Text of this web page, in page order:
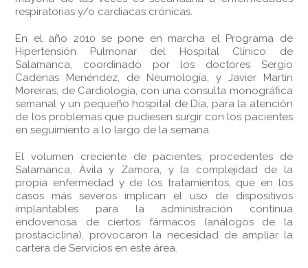
respiratorias y/o cardiacas crónicas.
En el año 2010 se pone en marcha el Programa de
Hipertensión Pulmonar del Hospital Clínico de
Salamanca, coordinado por los doctores Sergio
Cadenas Menéndez, de Neumología, y Javier Martín
Moreiras, de Cardiología, con una consulta monográfica
semanal y un pequeño hospital de Día, para la atención
de los problemas que pudiesen surgir con los pacientes
en seguimiento a lo largo de la semana.
El volumen creciente de pacientes, procedentes de
Salamanca, Ávila y Zamora, y la complejidad de la
propia enfermedad y de los tratamientos, que en los
casos más severos implican el uso de dispositivos
implantables para la administración continua
endovenosa de ciertos fármacos (análogos de la
prostaciclina), provocaron la necesidad de ampliar la
cartera de Servicios en este área.